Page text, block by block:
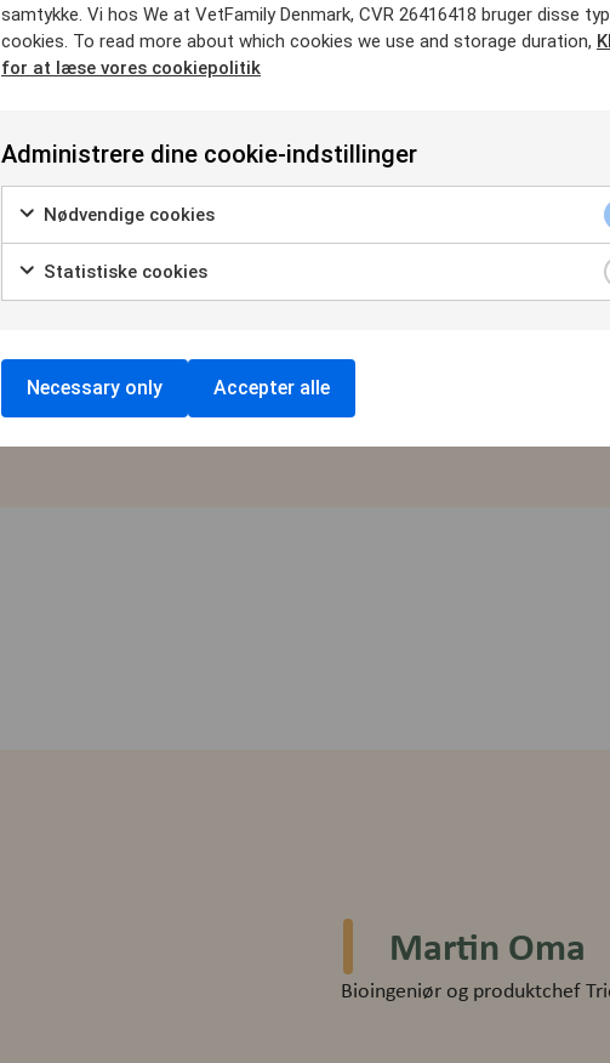
Marit
Martin Oma
Bioingeniør og produktchef
samtykke. Vi hos We at VetFamily Denmark, CVR 26416418 bruger disse
cookies. To read more about which cookies we use and storage duration,
for at læse vores cookiepolitik
Administrere dine cookie-indstillinger
Nødvendige cookies
Statistiske cookies
Necessary only Accepter alle